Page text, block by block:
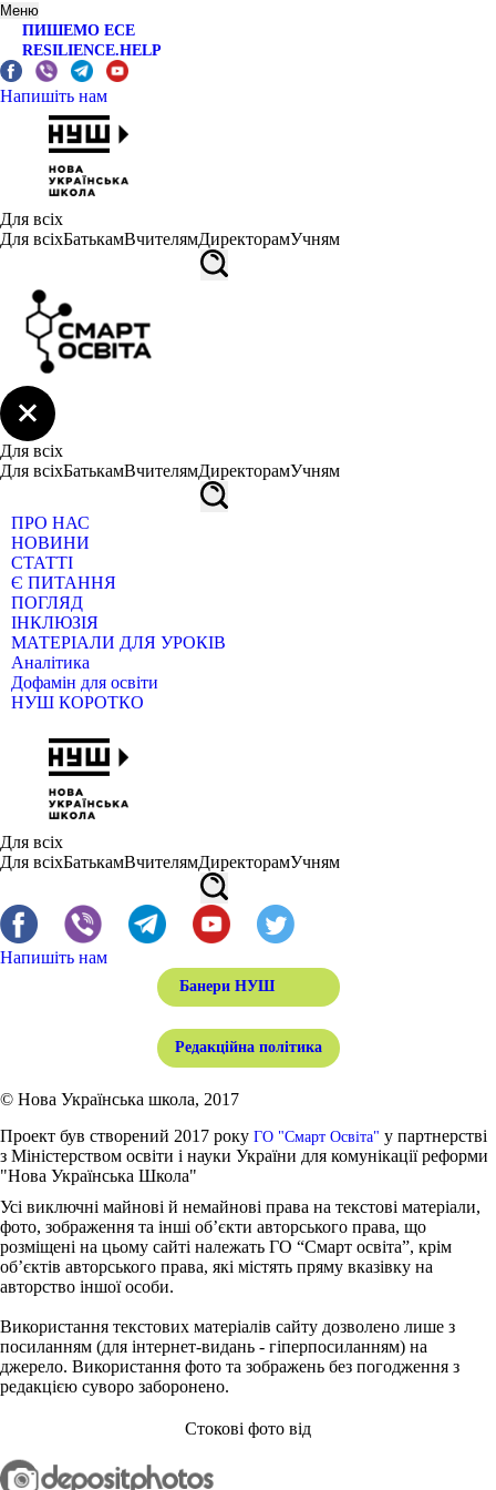
Меню
ПИШЕМО ЕСЕ
RESILIENCE.HELP
Напишіть нам
Для всіх
Для всіхБатькамВчителямДиректорамУчням
Для всіх
Для всіхБатькамВчителямДиректорамУчням
ПРО НАС
НОВИНИ
СТАТТІ
Є ПИТАННЯ
ПОГЛЯД
ІНКЛЮЗІЯ
МАТЕРІАЛИ ДЛЯ УРОКІВ
Аналітика
Дофамін для освіти
НУШ КОРОТКО
Для всіх
Для всіхБатькамВчителямДиректорамУчням
Напишіть нам
Банери НУШ
Редакційна політика
© Нова Українська школа, 2017
Проект був створений 2017 року ГО "Смарт Освіта" у партнерстві
з Міністерством освіти і науки України для комунікації реформи
"Нова Українська Школа"
Усі виключні майнові й немайнові права на текстові матеріали,
фото, зображення та інші об’єкти авторського права, що
розміщені на цьому сайті належать ГО “Смарт освіта”, крім
об’єктів авторського права, які містять пряму вказівку на
авторство іншої особи.
Використання текстових матеріалів сайту дозволено лише з
посиланням (для інтернет-видань - гіперпосиланням) на
джерело. Використання фото та зображень без погодження з
редакцією суворо заборонено.
Стокові фото від